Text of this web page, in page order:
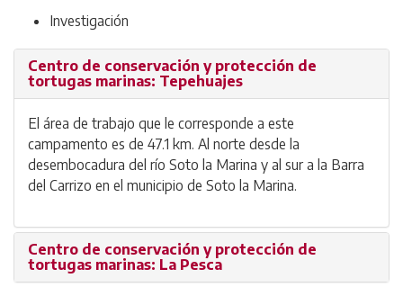
Investigación
Centro de conservación y protección de
tortugas marinas: Tepehuajes
El área de trabajo que le corresponde a este
campamento es de 47.1 km. Al norte desde la
desembocadura del río Soto la Marina y al sur a la Barra
del Carrizo en el municipio de Soto la Marina.
Centro de conservación y protección de
tortugas marinas: La Pesca